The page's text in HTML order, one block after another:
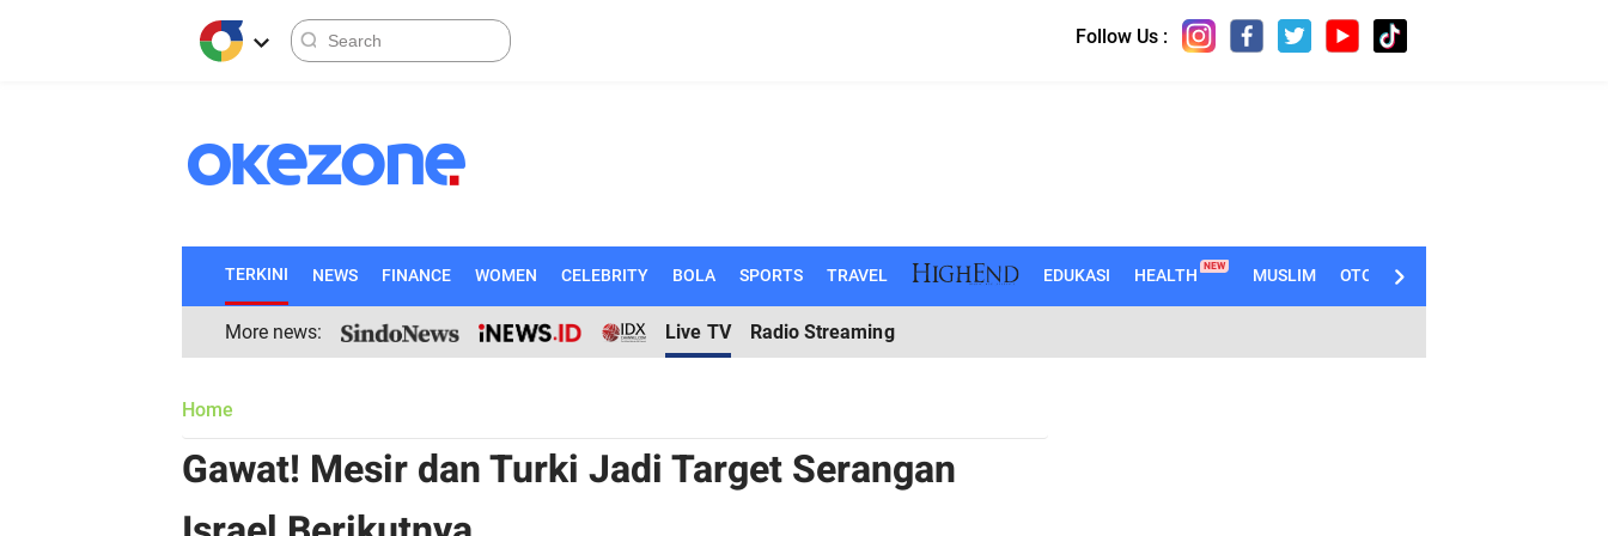
Follow Us :
TERKINI NEWS FINANCE WOMEN CELEBRITY BOLA SPORTS TRAVEL EDUKASI HEALTH NEW MUSLIM OTOMOTIF
More news: Live TV Radio Streaming
Home
Gawat! Mesir dan Turki Jadi Target Serangan